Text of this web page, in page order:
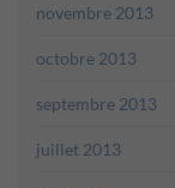
novembre 2013
octobre 2013
septembre 2013
juillet 2013